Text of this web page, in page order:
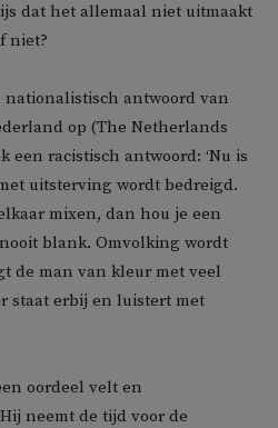
dat het allemaal niet uitmaakt
niet?
antwoord van
op (The Netherlands
een racistisch antwoord: ‘Nu is
uitsterving wordt bedreigd.
mixen, dan hou je een
blank. Omvolking wordt
de man van kleur met veel
staat erbij en luistert met
oordeel velt en
neemt de tijd voor de